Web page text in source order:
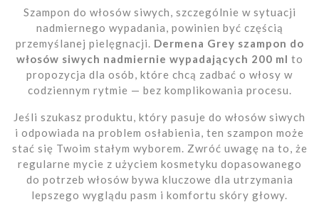
Szampon do włosów siwych, szczególnie w sytuacji
nadmiernego wypadania, powinien być częścią
przemyślanej pielęgnacji. Dermena Grey szampon do
włosów siwych nadmiernie wypadających 200 ml to
propozycja dla osób, które chcą zadbać o włosy w
codziennym rytmie — bez komplikowania procesu.
Jeśli szukasz produktu, który pasuje do włosów siwych
i odpowiada na problem osłabienia, ten szampon może
stać się Twoim stałym wyborem. Zwróć uwagę na to, że
regularne mycie z użyciem kosmetyku dopasowanego
do potrzeb włosów bywa kluczowe dla utrzymania
lepszego wyglądu pasm i komfortu skóry głowy.